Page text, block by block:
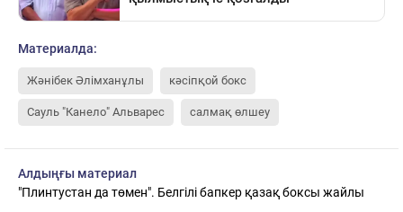
Материалда:
Жәнібек Әлімханұлы кәсіпқой бокс
Сауль "Канело" Альварес салмақ өлшеу
Алдыңғы материал
"Плинтустан да төмен". Белгілі бапкер қазақ боксы жайлы